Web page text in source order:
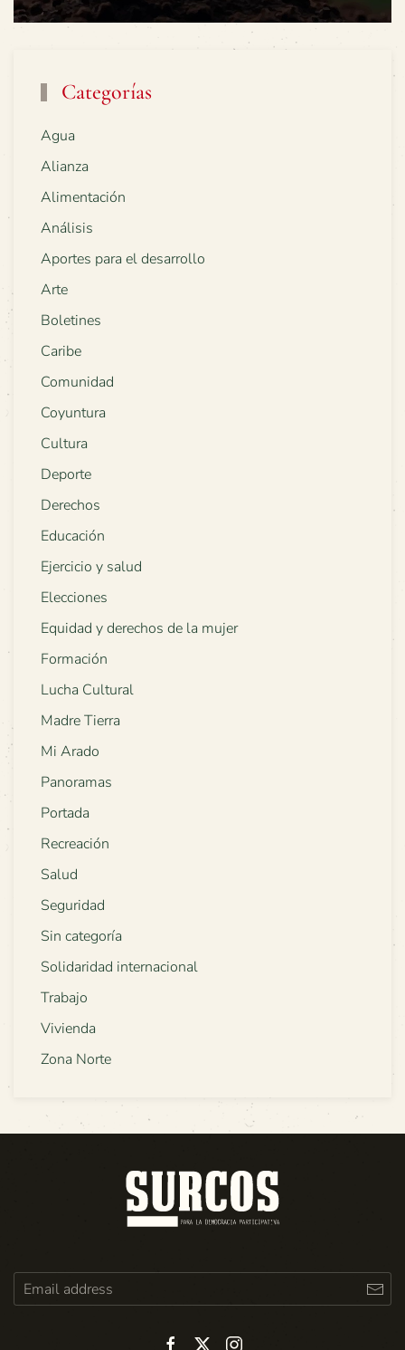
Categorías
Agua
Alianza
Alimentación
Análisis
Aportes para el desarrollo
Arte
Boletines
Caribe
Comunidad
Coyuntura
Cultura
Deporte
Derechos
Educación
Ejercicio y salud
Elecciones
Equidad y derechos de la mujer
Formación
Lucha Cultural
Madre Tierra
Mi Arado
Panoramas
Portada
Recreación
Salud
Seguridad
Sin categoría
Solidaridad internacional
Trabajo
Vivienda
Zona Norte